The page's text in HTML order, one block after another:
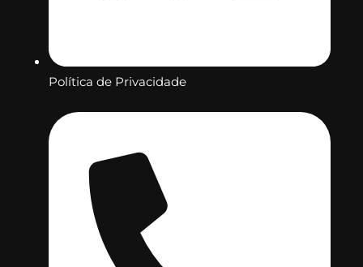
Política de Privacidade